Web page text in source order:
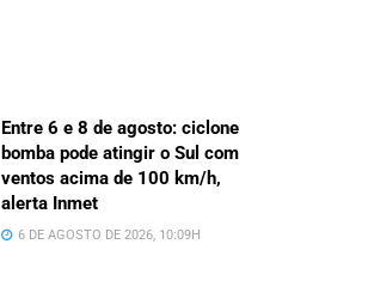
Entre 6 e 8 de agosto: ciclone
bomba pode atingir o Sul com
ventos acima de 100 km/h,
alerta Inmet
6 DE AGOSTO DE 2026, 10:09H